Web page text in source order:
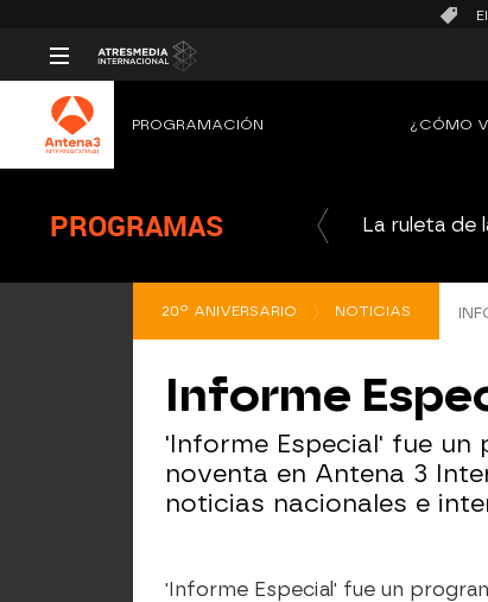
PROGRAMACIÓN ¿CÓMO
PROGRAMAS La ruleta de
20º ANIVERSARIO NOTICIAS
Informe
'Informe Especial' fue
noventa en Antena 3
noticias nacionales e
'Informe Especial' fue un